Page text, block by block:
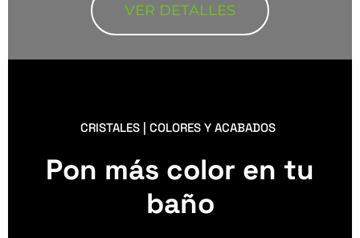
VER DETALLES
CRISTALES | COLORES Y ACABADOS
Pon más color en tu
baño